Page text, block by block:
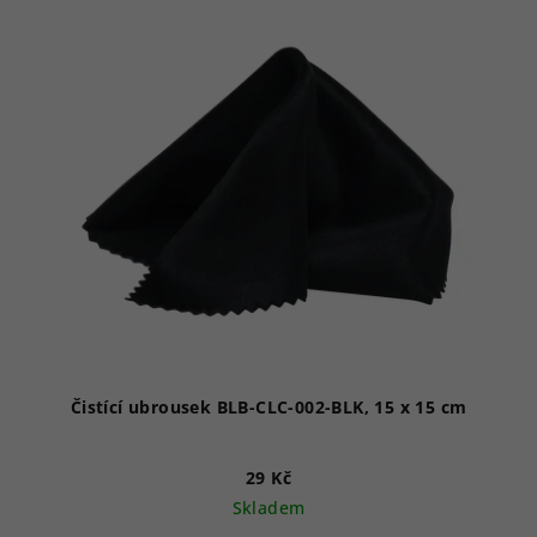
Čistící ubrousek BLB-CLC-002-BLK, 15 x 15 cm
29 Kč
Skladem